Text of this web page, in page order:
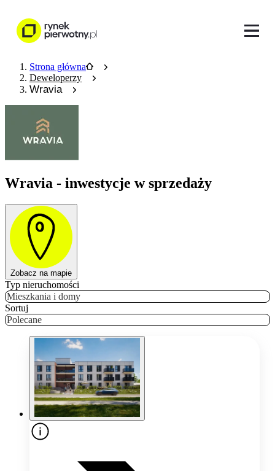
Strona główna
Deweloperzy
Wravia
Wravia - inwestycje w sprzedaży
Zobacz na mapie
Typ nieruchomości
Mieszkania i domy
Sortuj
Polecane